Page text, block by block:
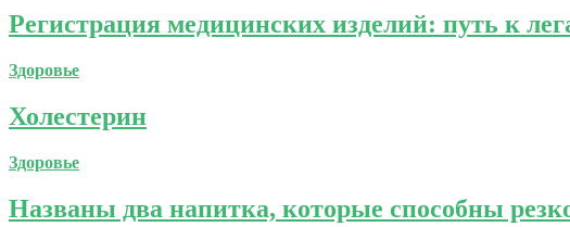
Регистрация медицинских изделий: путь к
Здоровье
Холестерин
Здоровье
Названы два напитка, которые способны